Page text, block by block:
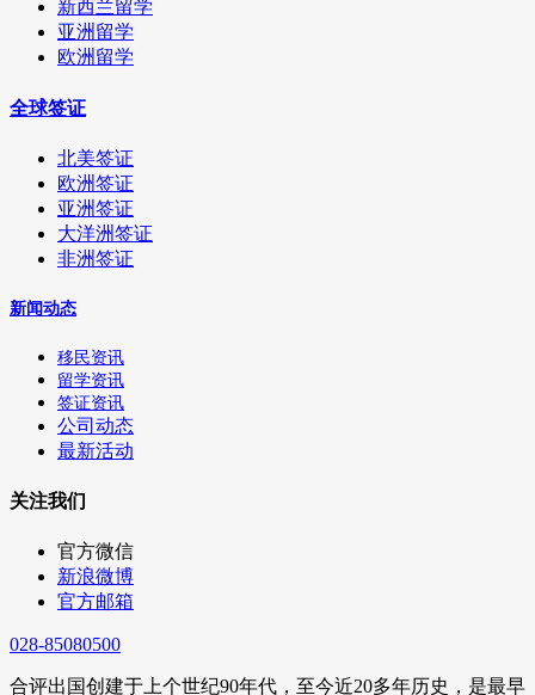
新西兰留学
亚洲留学
欧洲留学
全球签证
北美签证
欧洲签证
亚洲签证
大洋洲签证
非洲签证
新闻动态
移民资讯
留学资讯
签证资讯
公司动态
最新活动
关注我们
官方微信
新浪微博
官方邮箱
028-85080500
合评出国创建于上个世纪90年代，至今近20多年历史，是最早